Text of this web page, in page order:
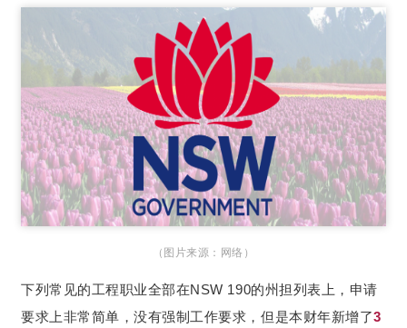
（图片来源：网络）
下列常见的工程职业全部在NSW 190的州担列表上，申请
要求上非常简单，没有强制工作要求，但是本财年新增了3